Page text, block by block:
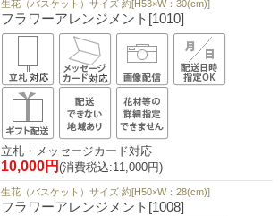
生花（バスケット）サイズ 約[H53×W：30(cm)]
フラワーアレンジメント[1010]
立札・メッセージカード対応
10,000円 (消費税込:11,000円)
生花（バスケット）サイズ 約[H50×W：28(cm)]
フラワーアレンジメント[1008]